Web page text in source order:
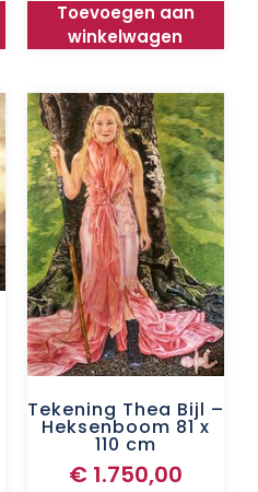
Toevoegen aan
winkelwagen
Tekening Thea Bijl –
Heksenboom 81 x
110 cm
€1.750,00